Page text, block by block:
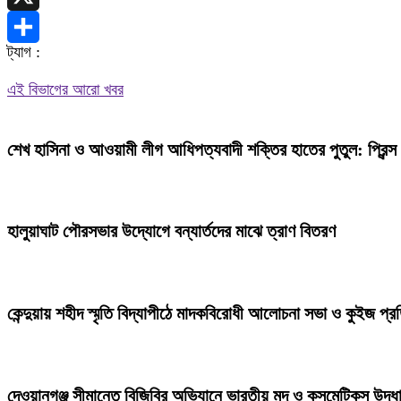
X
Share
ট্যাগ :
এই বিভাগের আরো খবর
শেখ হাসিনা ও আওয়ামী লীগ আধিপত্যবাদী শক্তির হাতের পুতুল: প্রিন্স
হালুয়াঘাট পৌরসভার উদ্যোগে বন্যার্তদের মাঝে ত্রাণ বিতরণ
কেন্দুয়ায় শহীদ স্মৃতি বিদ্যাপীঠে মাদকবিরোধী আলোচনা সভা ও কুইজ
দেওয়ানগঞ্জ সীমান্তে বিজিবির অভিযানে ভারতীয় মদ ও কসমেটিকস